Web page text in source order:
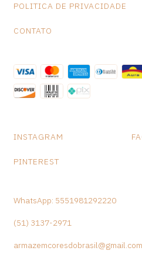
POLITICA DE PRIVACIDADE
CONTATO
INSTAGRAM
PINTEREST
WhatsApp: 5551981292220
(51) 3137-2971
armazemcoresdobrasil@gmail.com